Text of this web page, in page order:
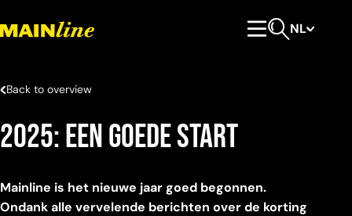
NL
Back to overview
2025: een goede start
Mainline is het nieuwe jaar goed begonnen.
Ondank alle vervelende berichten over de korting